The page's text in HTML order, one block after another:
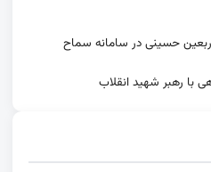
با رهبر شهید انقلاب